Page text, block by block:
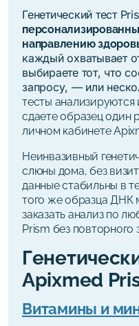
Генетический тест
направлению
каждый охватывает
выбираете тот, что
запросу, — или
тесты
сдаете образец один
личном кабинете
Неинвазивный
слюны дома, без
данные стабильны в
того же образца
заказать анализ по
Prism без повторного
Apixmed
Витамины и